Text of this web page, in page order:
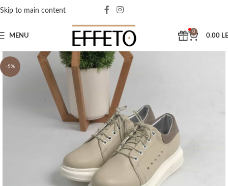
Skip to main content
MENU
0
0.00
-5%